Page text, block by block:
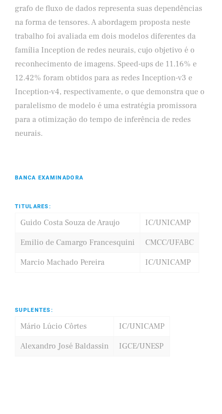
grafo de fluxo de dados representa suas dependências
na forma de tensores. A abordagem proposta neste
trabalho foi avaliada em dois modelos diferentes da
família Inception de redes neurais, cujo objetivo é o
reconhecimento de imagens. Speed-ups de 11.16% e
12.42% foram obtidos para as redes Inception-v3 e
Inception-v4, respectivamente, o que demonstra que o
paralelismo de modelo é uma estratégia promissora
para a otimização do tempo de inferência de redes
neurais.
BANCA EXAMINADORA
TITULARES:
Guido Costa Souza de Araujo
IC/UNICAMP
Emilio de Camargo Francesquini
CMCC/UFABC
Marcio Machado Pereira
IC/UNICAMP
SUPLENTES:
Mário Lúcio Côrtes
IC/UNICAMP
Alexandro José Baldassin
IGCE/UNESP